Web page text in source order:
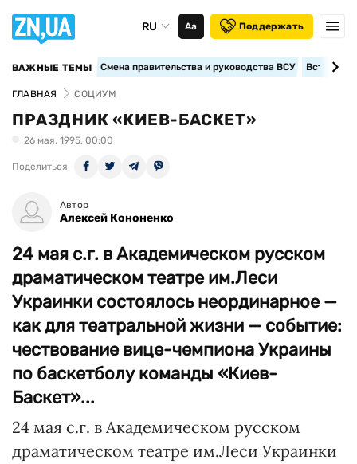
RU Аа Поддержать
ВАЖНЫЕ ТЕМЫ Смена правительства и руководства ВСУ
ГЛАВНАЯ СОЦИУМ
ПРАЗДНИК «КИЕВ-БАСКЕТ»
26 мая, 1995, 00:00
Поделиться
Автор
Алексей Кононенко
24 мая с.г. в Академическом русском
драматическом театре им.Леси
Украинки состоялось неординарное —
как для театральной жизни — событие:
чествование вице-чемпиона Украины
по баскетболу команды «Киев-
Баскет»...
24 мая с.г. в Академическом русском
драматическом театре им.Леси Украинки